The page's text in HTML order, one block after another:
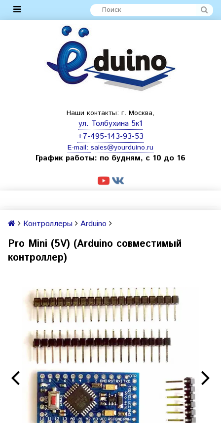
Наши контакты: г. Москва,
ул. Толбухина 5к1
+7-495-143-93-53
E-mail: sales@yourduino.ru
График работы: по будням, с 10 до 16
Контроллеры Arduino
Pro Mini (5V) (Arduino совместимый
контроллер)